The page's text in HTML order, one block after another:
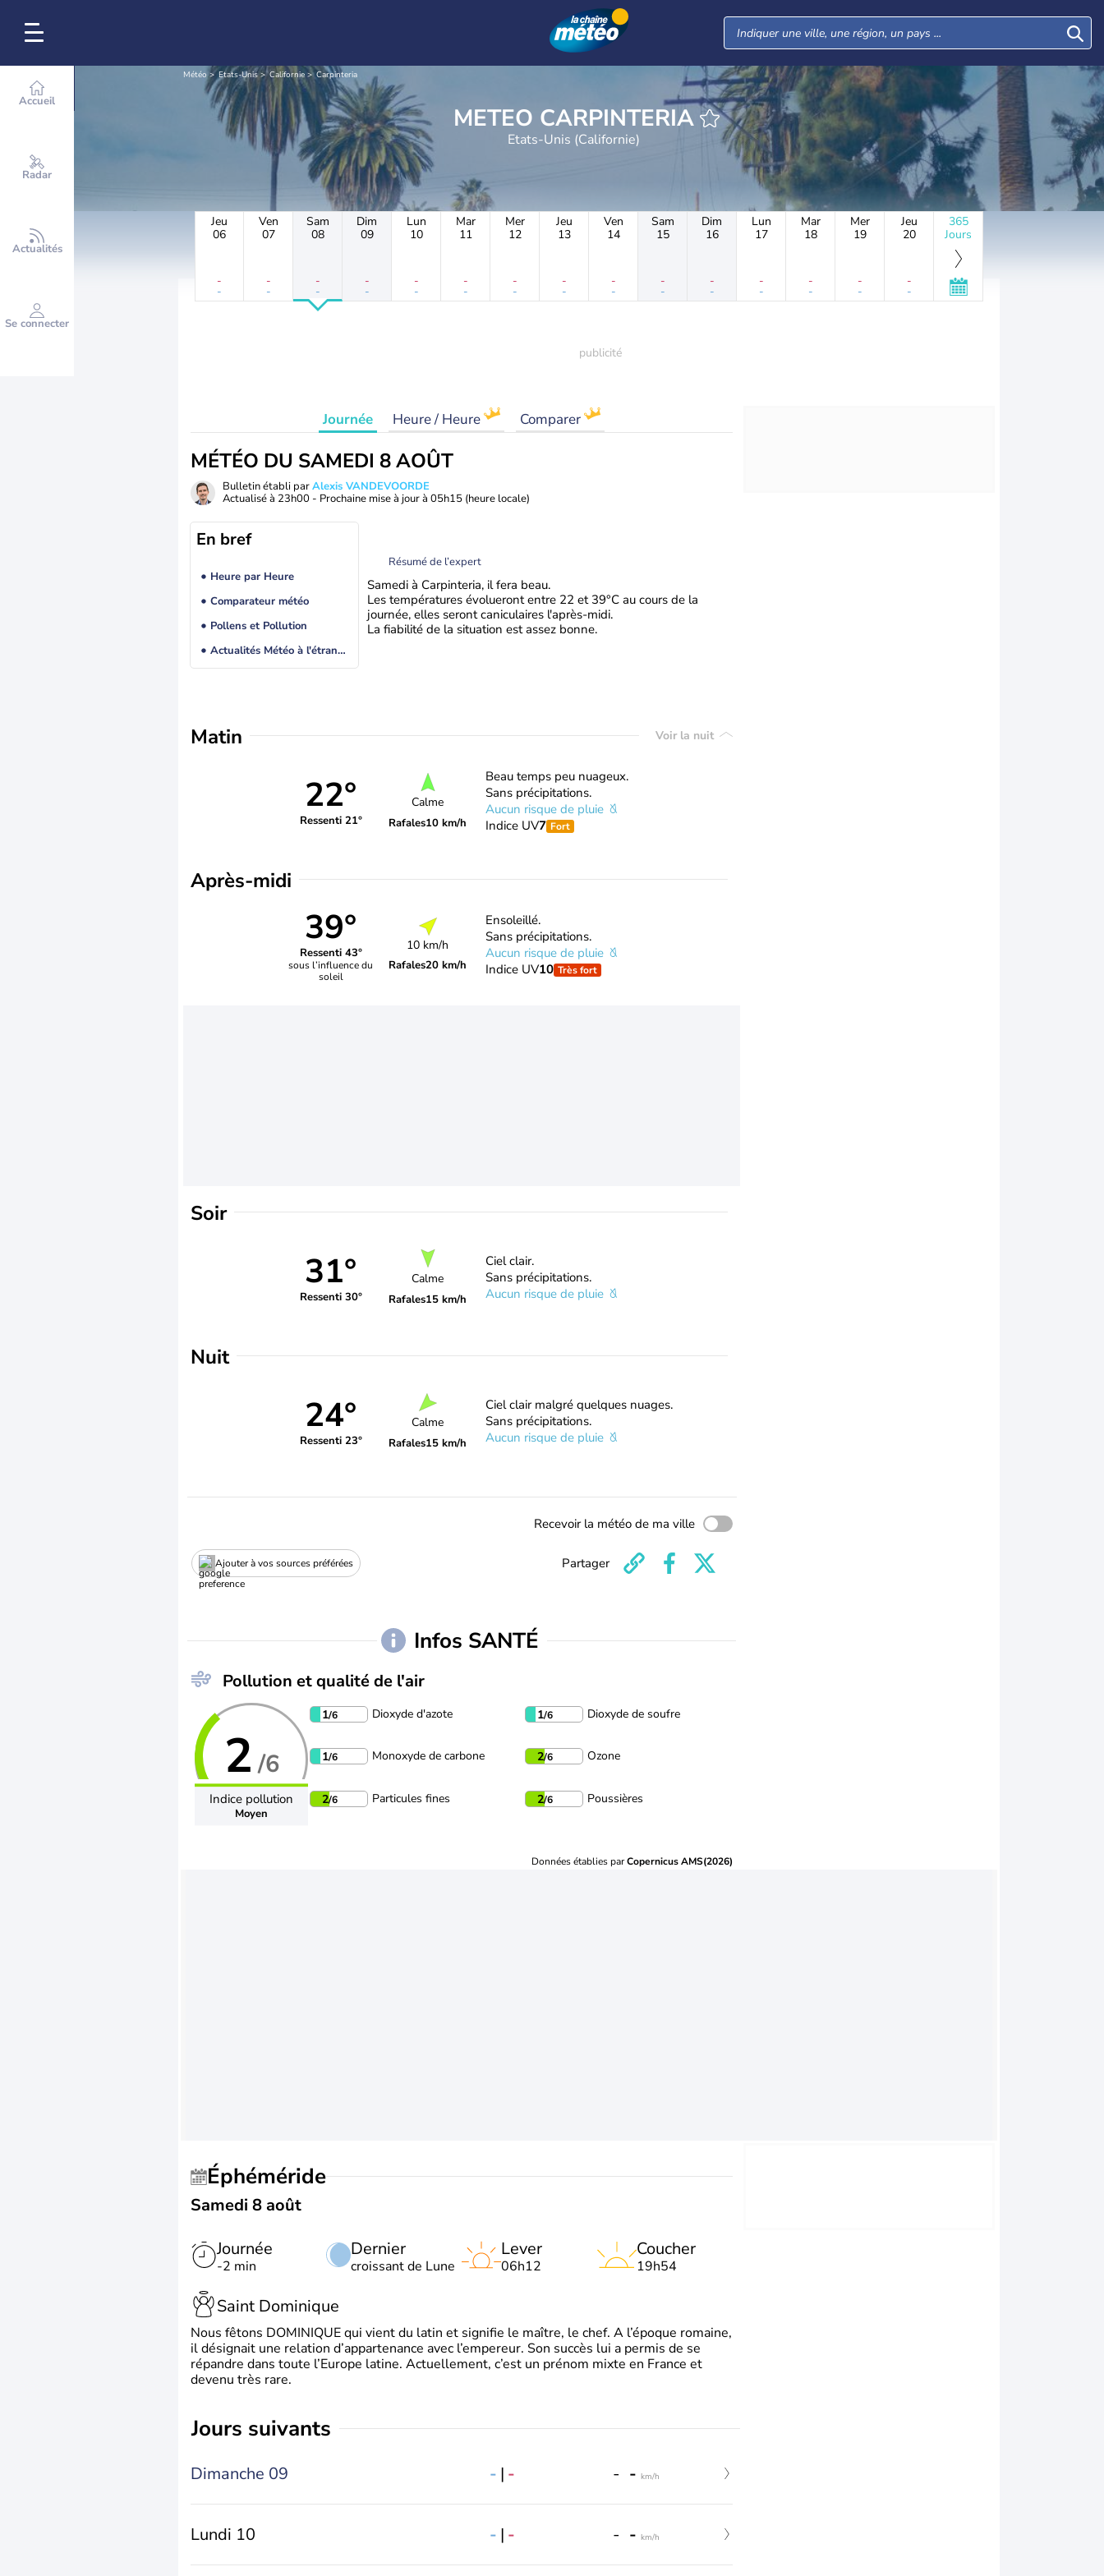
Accueil
Radar
Actualités
Se connecter
Météo Etats-Unis Californie Carpinteria
METEO CARPINTERIA
Etats-Unis (Californie)
Jeu
06
-
-
Ven
07
-
-
Sam
08
-
-
Dim
09
-
-
Lun
10
-
-
Mar
11
-
-
Mer
12
-
-
Jeu
13
-
-
Ven
14
-
-
Sam
15
-
-
Dim
16
-
-
Lun
17
-
-
Mar
18
-
-
Mer
19
-
-
Jeu
20
-
-
365
Jours
Journée Heure / Heure Comparer
MÉTÉO DU SAMEDI 8 AOÛT
Bulletin établi parAlexis VANDEVOORDE
Actualisé à 23h00 - Prochaine mise à jour à 05h15 (heure locale)
En bref
Heure par Heure
Comparateur météo
Pollens et Pollution
Actualités Météo à l'étranger
Résumé de l’expert
Samedi à Carpinteria, il fera beau.
Les températures évolueront entre 22 et 39°C au cours de la
journée, elles seront caniculaires l'après-midi.
La fiabilité de la situation est assez bonne.
Matin Voir la nuit
22°
Ressenti 21°
Calme
Rafales10 km/h
Beau temps peu nuageux.
Sans précipitations.
Aucun risque de pluie
Indice UV7 Fort
Après-midi
39°
Ressenti 43°
sous l’influence du
soleil
10 km/h
Rafales20 km/h
Ensoleillé.
Sans précipitations.
Aucun risque de pluie
Indice UV10 Très fort
Soir
31°
Ressenti 30°
Calme
Rafales15 km/h
Ciel clair.
Sans précipitations.
Aucun risque de pluie
Nuit
24°
Ressenti 23°
Calme
Rafales15 km/h
Ciel clair malgré quelques nuages.
Sans précipitations.
Aucun risque de pluie
Recevoir la météo de ma ville
Ajouter à vos sources préférées Partager
Infos SANTÉ
Pollution et qualité de l'air
2 /6
Indice pollution
Moyen
1/6 Dioxyde d'azote 1/6 Dioxyde de soufre
1/6 Monoxyde de carbone 2/6 Ozone
2/6 Particules fines 2/6 Poussières
Données établies parCopernicus AMS(2026)
Éphéméride
Samedi 8 août
Journée
-2 min
Dernier
croissant de Lune
Lever
06h12
Coucher
19h54
Saint Dominique
Nous fêtons DOMINIQUE qui vient du latin et signifie le maître, le chef. A l’époque romaine,
il désignait une relation d’appartenance avec l’empereur. Son succès lui a permis de se
répandre dans toute l’Europe latine. Actuellement, c’est un prénom mixte en France et
devenu très rare.
jours suivants
Dimanche 09 - | - - - km/h
Lundi 10 - | - - - km/h